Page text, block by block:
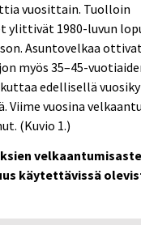
vuosittain. Tuolloin
ylittivät 1980-luvun
Asuntovelkaa
myös 35–45-
edellisellä
Viime vuosina
(Kuvio 1.)
käytettävissä